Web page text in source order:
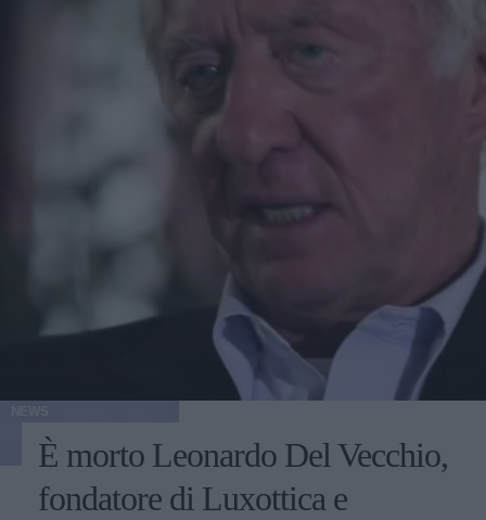
È morto Leonardo Del Vecchio,
fondatore di Luxottica e